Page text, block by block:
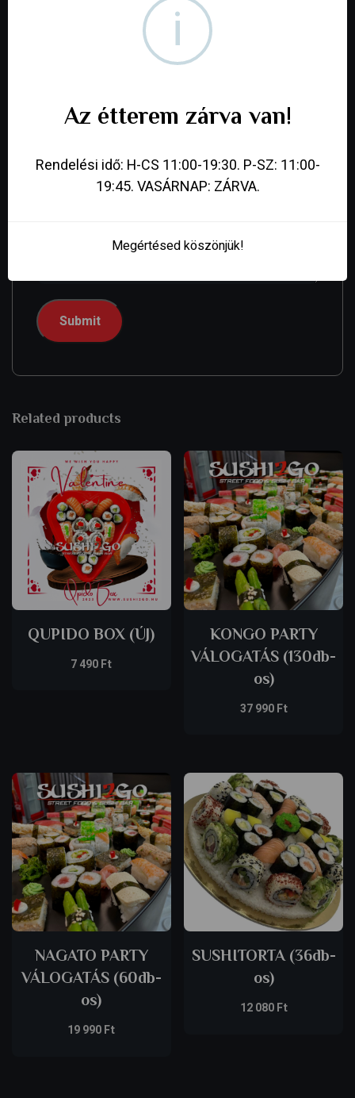
A nevem, e-mail címem, és weboldalcímem
hozzászólásomhoz.
Related products
QUPIDO BOX (ÚJ)
7 490Ft
KONGO PARTY
VÁLOGATÁS (130db-
os)
37 990Ft
NAGATO PARTY
VÁLOGATÁS (60db-
os)
19 990Ft
SUSHITORTA (36db-
os)
12 080Ft
i
Az étterem zárva van!
Rendelési idő: H-CS 11:00-19:30. P-SZ: 11:00-
19:45. VASÁRNAP: ZÁRVA.
Megértésed köszönjük!